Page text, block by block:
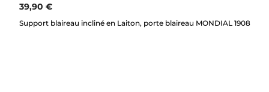
39,90 €
Support blaireau incliné en Laiton, porte blaireau MONDIAL 1908